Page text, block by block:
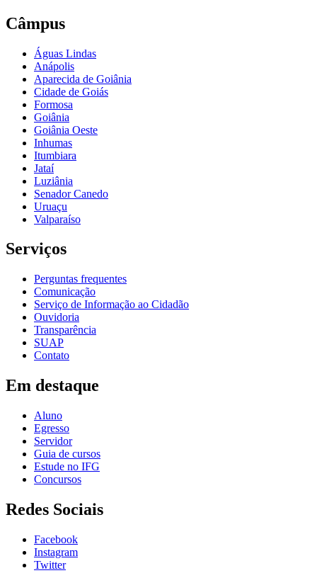
Câmpus
Águas Lindas
Anápolis
Aparecida de Goiânia
Cidade de Goiás
Formosa
Goiânia
Goiânia Oeste
Inhumas
Itumbiara
Jataí
Luziânia
Senador Canedo
Uruaçu
Valparaíso
Serviços
Perguntas frequentes
Comunicação
Serviço de Informação ao Cidadão
Ouvidoria
Transparência
SUAP
Contato
Em destaque
Aluno
Egresso
Servidor
Guia de cursos
Estude no IFG
Concursos
Redes Sociais
Facebook
Instagram
Twitter